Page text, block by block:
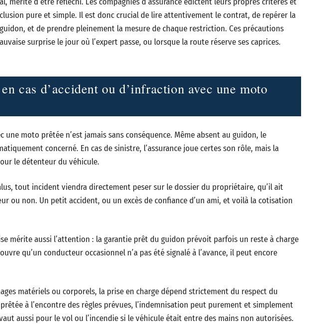
pure et simple. Il est donc crucial de lire attentivement le contrat, de repérer la
et de prendre pleinement la mesure de chaque restriction. Ces précautions
surprise le jour où l’expert passe, ou lorsque la route réserve ses caprices.
cas d’accident ou d’infraction avec une moto
une moto prêtée n’est jamais sans conséquence. Même absent au guidon, le
concerné. En cas de sinistre, l’assurance joue certes son rôle, mais la
le détenteur du véhicule.
tout incident viendra directement peser sur le dossier du propriétaire, qu’il ait
ou non. Un petit accident, ou un excès de confiance d’un ami, et voilà la cotisation
mérite aussi l’attention : la garantie prêt du guidon prévoit parfois un reste à charge
qu’un conducteur occasionnel n’a pas été signalé à l’avance, il peut encore
matériels ou corporels, la prise en charge dépend strictement du respect du
à l’encontre des règles prévues, l’indemnisation peut purement et simplement
aussi pour le vol ou l’incendie si le véhicule était entre des mains non autorisées.